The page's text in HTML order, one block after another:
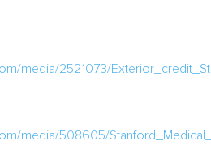
media/2521073/
media/508605/